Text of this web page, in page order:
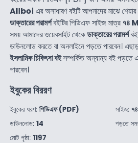
Allboi এর অসাধারণ বইটি আপনাদের মাঝে শেয়ার
ডাক্তারের পরামর্শবইটির পিডিএফ সাইজ মাত্র৭৪
সময় আমাদের ওয়েবসাইট থেকেডাক্তারের পরামর্শ
ডাউনলোড করতে বা অনলাইনে পড়তে পারবেন।
ইসলামিক চিকিৎসা বইসম্পর্কিত অন্যান্য বই পড়তে
পারবেন।
ইবুকের বিররণ
ইবুকের ধরণ: পিডিএফ (PDF)
ডাউনলোড: 14
মোট পৃষ্ঠা: 1197
সাইজ:
পড়তে